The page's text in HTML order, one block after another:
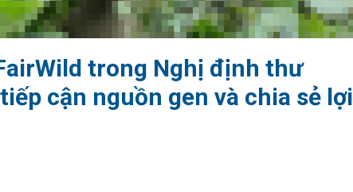
trong Nghị định thư
cận nguồn gen và chia sẻ lợi